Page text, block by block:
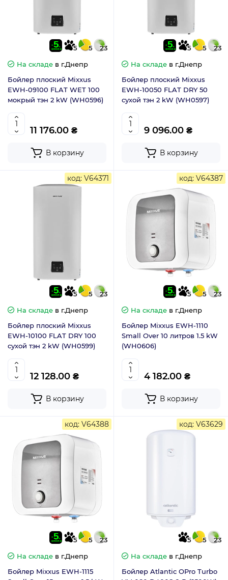
5 5
23
На складе в г.Днепр
Бойлер плоский Mixxus
EWH-09100 FLAT WET 100
мокрый тэн 2 kW (WH0596)
11 176.00 ₴
В корзину
5 5
23
На складе в г.Днепр
Бойлер плоский Mixxus
EWH-10050 FLAT DRY 50
сухой тэн 2 kW (WH0597)
9 096.00 ₴
В корзину
код: V64371
5 5
23
На складе в г.Днепр
Бойлер плоский Mixxus
EWH-10100 FLAT DRY 100
сухой тэн 2 kW (WH0599)
12 128.00 ₴
В корзину
код: V64387
5 5
23
На складе в г.Днепр
Бойлер Mixxus EWH-1110
Small Over 10 литров 1.5 kW
(WH0606)
4 182.00 ₴
В корзину
код: V64388
5 5
23
На складе в г.Днепр
Бойлер Mixxus EWH-1115
код: V63629
5 5
23
На складе в г.Днепр
Бойлер Atlantic OPro Turbo